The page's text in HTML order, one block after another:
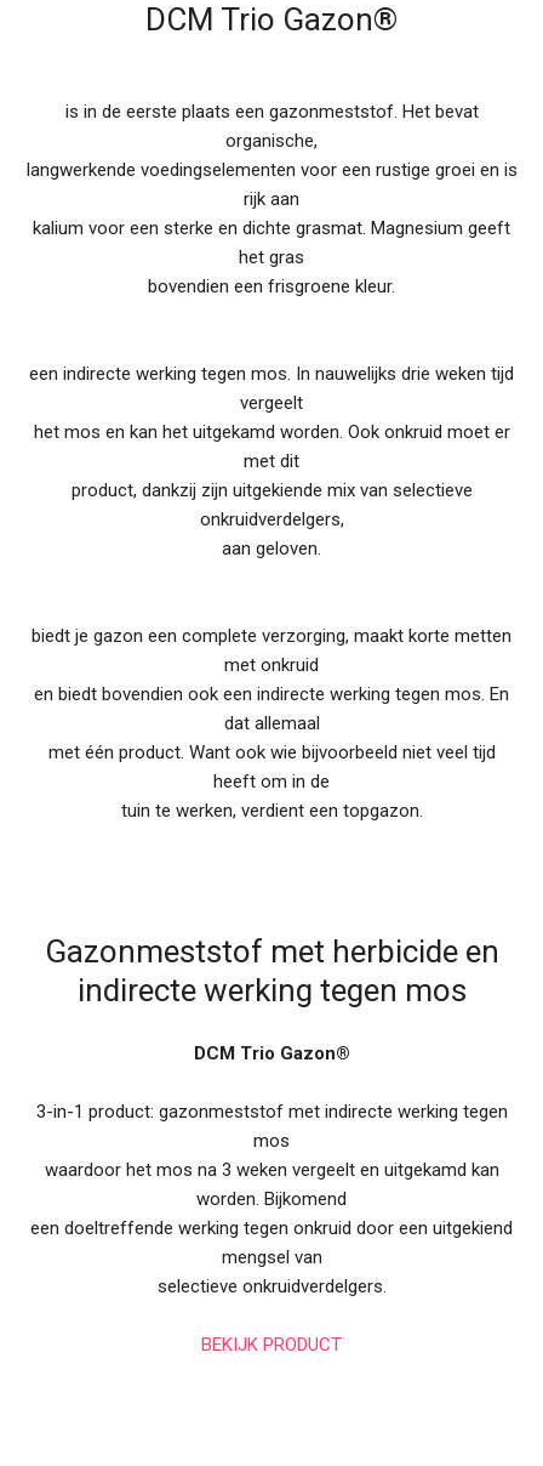
DCM Trio Gazon®
is in de eerste plaats een gazonmeststof. Het bevat
organische,
langwerkende voedingselementen voor een rustige groei en is
rijk aan
kalium voor een sterke en dichte grasmat. Magnesium geeft
het gras
bovendien een frisgroene kleur.
een indirecte werking tegen mos. In nauwelijks drie weken tijd
vergeelt
het mos en kan het uitgekamd worden. Ook onkruid moet er
met dit
product, dankzij zijn uitgekiende mix van selectieve
onkruidverdelgers,
aan geloven.
biedt je gazon een complete verzorging, maakt korte metten
met onkruid
en biedt bovendien ook een indirecte werking tegen mos. En
dat allemaal
met één product. Want ook wie bijvoorbeeld niet veel tijd
heeft om in de
tuin te werken, verdient een topgazon.
Gazonmeststof met herbicide en
indirecte werking tegen mos
DCM Trio Gazon®
3-in-1 product: gazonmeststof met indirecte werking tegen
mos
waardoor het mos na 3 weken vergeelt en uitgekamd kan
worden. Bijkomend
een doeltreffende werking tegen onkruid door een uitgekiend
mengsel van
selectieve onkruidverdelgers.
BEKIJK PRODUCT